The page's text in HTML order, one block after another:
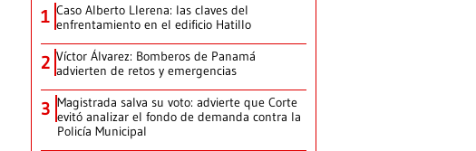
1 Caso Alberto Llerena: las claves del
enfrentamiento en el edificio Hatillo
2 Víctor Álvarez: Bomberos de Panamá
advierten de retos y emergencias
3 Magistrada salva su voto: advierte que Corte
evitó analizar el fondo de demanda contra la
Policía Municipal